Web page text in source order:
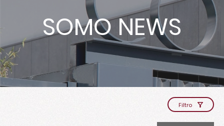
SOMO NEWS
Filtro